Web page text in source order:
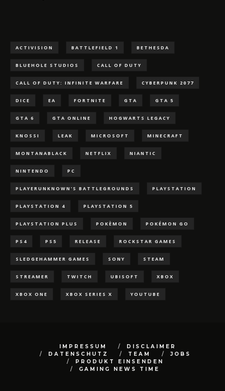
ACTIVISION BATTLEFIELD 1 BETHESDA
BLUEHOLE STUDIOS CALL OF DUTY
CALL OF DUTY: INFINITE WARFARE CYBERPUNK 2077
DICE EA FORTNITE GTA GTA 5
GTA 6 GTA ONLINE HOGWARTS LEGACY
KNOSSI LEAK MICROSOFT MINECRAFT
MONTANABLACK NETFLIX NIANTIC
NINTENDO PC
PLAYERUNKNOWN'S BATTLEGROUNDS PLAYSTATION
PLAYSTATION 4 PLAYSTATION 5
PLAYSTATION PLUS POKÈMON POKÉMON GO
PS4 PS5 RELEASE ROCKSTAR GAMES
SLEDGEHAMMER GAMES SONY STEAM
STREAMER TWITCH UBISOFT XBOX
XBOX ONE XBOX SERIES X YOUTUBE
IMPRESSUM
DISCLAIMER
DATENSCHUTZ
TEAM
JOBS
PRODUKT EINSENDEN
GAMING NEWS TIME